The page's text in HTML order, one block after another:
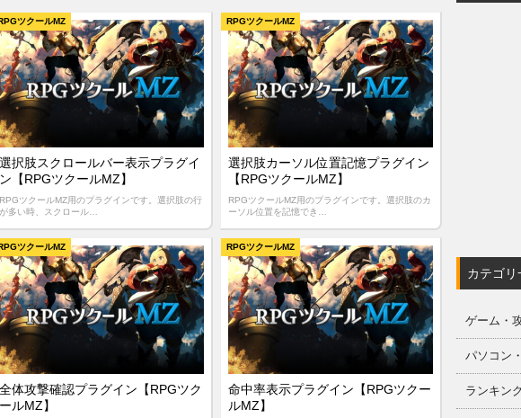
ラジオ製作プラグイン【RPGツクールMZ】
選択肢スクロールバー表示プラグイ
ン【RPGツクールMZ】
RPGツクールMZ用のプラグインです。選択肢の行
が多い時、スクロール…
ツクールMZ
選択肢カーソル位置記憶プラグイン
【RPGツクールMZ】
RPGツクールMZ用のプラグインです。選択肢のカ
ーソル位置を記憶でき…
RPGツクールMZ
全体攻撃確認プラグイン【RPGツク
ールMZ】
ツクールMZ
命中率表示プラグイン【RPGツクー
ルMZ】
RPGツクールMZ
カテゴリ
ゲーム・
パソコン
ランキン